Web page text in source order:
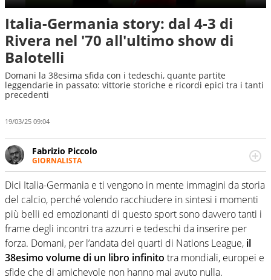
Italia-Germania story: dal 4-3 di
Rivera nel '70 all'ultimo show di
Balotelli
Domani la 38esima sfida con i tedeschi, quante partite
leggendarie in passato: vittorie storiche e ricordi epici tra i tanti
precedenti
19/03/25 09:04
Fabrizio Piccolo
GIORNALISTA
Nella sua carriera ha seguito numerose manifestazioni
sportive e collaborato con agenzie e testate. Esperienza,
competenza, conoscenza e memoria storica. Si occupa
prevalentemente di calcio
Dici Italia-Germania e ti vengono in mente immagini da storia
del calcio, perché volendo racchiudere in sintesi i momenti
più belli ed emozionanti di questo sport sono davvero tanti i
frame degli incontri tra azzurri e tedeschi da inserire per
forza. Domani, per l’andata dei quarti di Nations League, il
38esimo volume di un libro infinito tra mondiali, europei e
sfide che di amichevole non hanno mai avuto nulla.